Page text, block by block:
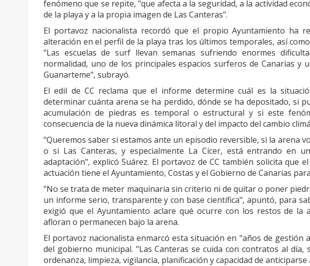
fenómeno que se repite, "que afecta a la seguridad, a la actividad
de la playa y a la propia imagen de Las Canteras".
El portavoz nacionalista recordó que el propio Ayuntamiento ha
alteración en el perfil de la playa tras los últimos temporales, así
"Las escuelas de surf llevan semanas sufriendo enormes
normalidad, uno de los principales espacios surferos de Canarias y
Guanarteme", subrayó.
El edil de CC reclama que el informe determine cuál es la
determinar cuánta arena se ha perdido, dónde se ha depositado, si
acumulación de piedras es temporal o estructural y si este
consecuencia de la nueva dinámica litoral y del impacto del cambio
"Queremos saber si estamos ante un episodio reversible, si la arena
o si Las Canteras, y especialmente La Cícer, está entrando en
adaptación", explicó Suárez. El portavoz de CC también solicita que
actuación tiene el Ayuntamiento, Costas y el Gobierno de Canarias
"No se trata de meter maquinaria sin criterio ni de quitar o poner
un informe serio, transparente y con base científica", apuntó, para
exigió que el Ayuntamiento aclare qué ocurre con los restos de la
afloran o permanecen bajo la arena.
El portavoz nacionalista enmarcó esta situación en "años de
del gobierno municipal. "Las Canteras se cuida con contratos al día,
ordenanza, limpieza, vigilancia, planificación y capacidad de